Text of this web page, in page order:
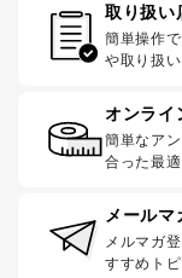
取り扱い
簡単操作
や取り扱
オンライ
簡単なア
合った最
メールマ
メルマガ
すすめト